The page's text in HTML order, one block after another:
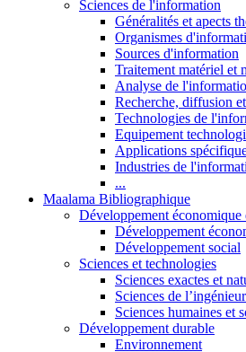
Sciences de l'information
Généralités et apects
Organismes
Sources d'information
Traitement matériel et
Analyse de
Recherche, diffusion
Technologies de
Equipement
Applications
Industries de
...
Maalama Bibliographique
Développement économique
Développement
Développement social
Sciences et technologies
Sciences exactes et
Sciences de
Sciences humaines et
Développement durable
Environnement